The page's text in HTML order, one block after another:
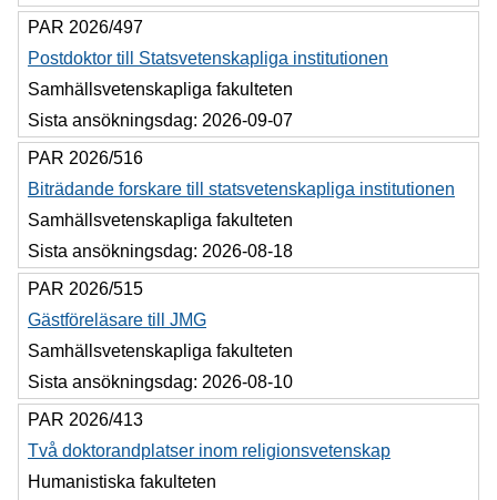
PAR 2026/497
Postdoktor till Statsvetenskapliga institutionen
Samhällsvetenskapliga fakulteten
Sista ansökningsdag: 2026-09-07
PAR 2026/516
Biträdande forskare till statsvetenskapliga institutionen
Samhällsvetenskapliga fakulteten
Sista ansökningsdag: 2026-08-18
PAR 2026/515
Gästföreläsare till JMG
Samhällsvetenskapliga fakulteten
Sista ansökningsdag: 2026-08-10
PAR 2026/413
Två doktorandplatser inom religionsvetenskap
Humanistiska fakulteten